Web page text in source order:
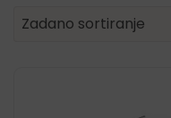
Product | Sorting
Sort content
Zadano sortiranje
Sort content